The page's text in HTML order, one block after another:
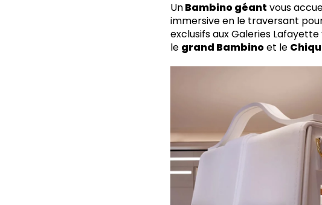
UnBambino géant vous
immersive en le traversant
exclusifs aux Galeries
le grand Bambinoet le